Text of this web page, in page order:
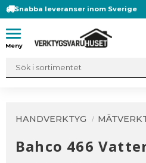
Meny
Snabba leveranser inom Sverige
HANDVERKTYG
Bahco 466